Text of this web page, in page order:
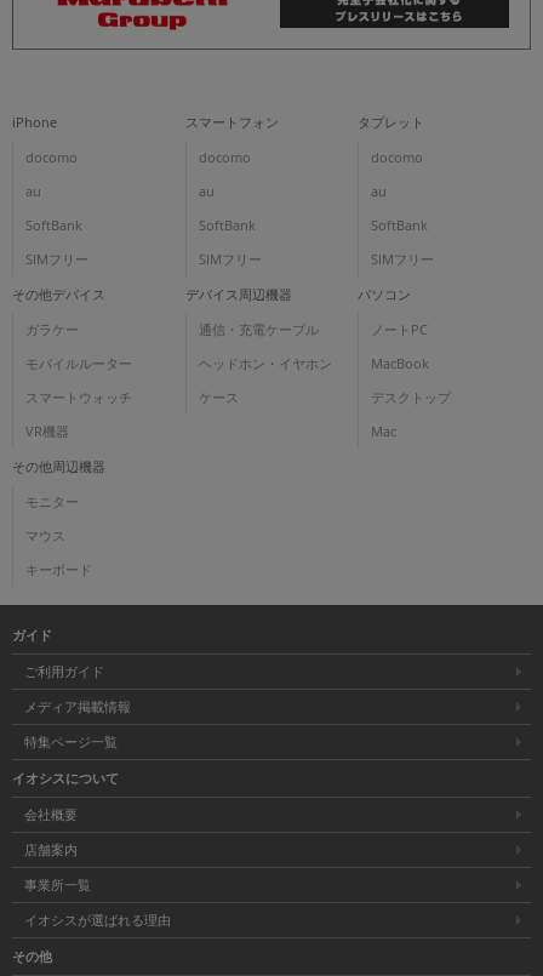
iPhone
docomo
au
SoftBank
SIMフリー
スマートフォン
docomo
au
SoftBank
SIMフリー
タブレット
docomo
au
SoftBank
SIMフリー
その他デバイス
ガラケー
モバイルルーター
スマートウォッチ
VR機器
デバイス周辺機器
通信・充電ケーブル
ヘッドホン・イヤホン
ケース
パソコン
ノートPC
MacBook
デスクトップ
Mac
その他周辺機器
モニター
マウス
キーボード
ガイド
ご利用ガイド
メディア掲載情報
特集ページ一覧
イオシスについて
会社概要
店舗案内
事業所一覧
イオシスが選ばれる理由
その他